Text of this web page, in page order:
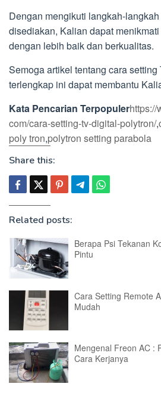
Dengan mengikuti langkah-
disediakan, Kalian dapat
dengan lebih baik dan berkualitas.
Semoga artikel tentang cara
terlengkap ini dapat membantu
Kata Pencarian Terpopuler
com/cara-setting-tv-digital-polytron/,
poly tron,polytron setting parabola
Share this:
Related posts:
Berapa Psi Tekanan
Pintu
Cara Setting Remote
Mudah
Mengenal Freon AC :
Cara Kerjanya